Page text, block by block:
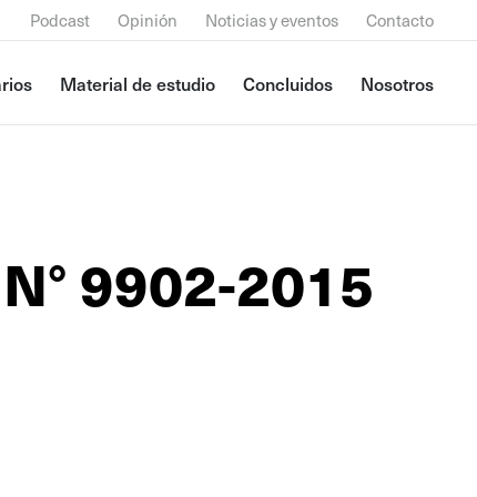
Podcast Opinión Noticias y eventos Contacto
Material de estudio Concluidos Nosotros
9902-2015